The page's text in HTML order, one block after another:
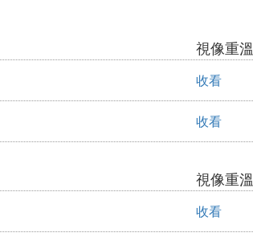
視像重溫
收看
收看
視像重溫
收看